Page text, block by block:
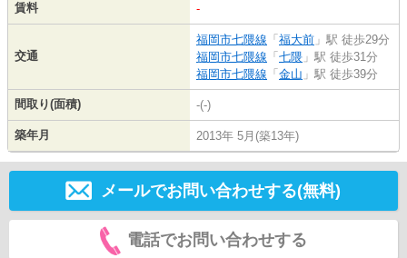
賃料 -
交通
福岡市七隈線 「 福大前 」駅 徒歩29分
福岡市七隈線 「 七隈 」駅 徒歩31分
福岡市七隈線 「 金山 」駅 徒歩39分
間取り(面積) -(-)
築年月 2013年 5月(築13年)
メールでお問い合わせする(無料)
電話でお問い合わせする